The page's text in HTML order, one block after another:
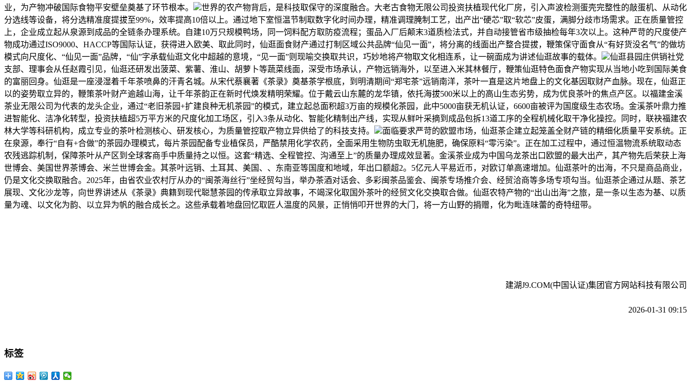
业，为产物冲破国际食物平安壁垒奠基了环节根本。
世界的农产物背后，是科技取保守的深度融合。大老古食物无限公司投资扶植现代化厂房，引入声波检测蛋壳完整性的敲蛋机、从动化
分选线等设备，将分选精准度提拔至99%，效率提高10倍以上。通过地下室恒温节制取数字化时间办理，精准调理腌制工艺，出产出“硬芯”取“软芯”皮蛋，满脚分歧市场需求。正在质量管控
上，企业成立起从泉源到成品的全链条办理系统。自建10万只规模鸭场，同一饲料配方取防疫流程；蛋品入厂后颠末3道质检法式，并自动接管省市级抽检每年3次以上。这种严苛的尺度使产
物成功通过ISO9000、HACCP等国际认证，获得进入欧美、取此同时，仙逛面食财产通过打制区域公共品牌“仙见一面”，将分离的线面出产整合提拔，鞭策保守面食从“有好货没名气”的做坊
模式向尺度化、“仙见一面”品牌，“仙”字承载仙逛文化中超越的意境，“见一面”则现喻交换取共识，巧妙地将产物取文化相连系，让一碗面成为讲述仙逛故事的载体。
仙逛县园庄供销社党
支部、理事会从任赵霞引见，仙逛还研发出菠菜、紫薯、淮山、胡萝卜等蔬菜线面，深受市场承认，产物远销海外，以至进入米其林餐厅，鞭策仙逛特色面食产物实现从当地小吃到国际美食
的富丽回身。仙逛是一座浸湿着千年茶喷鼻的汗青名城。从宋代蔡襄著《茶录》奠基茶学根底，到明清期间“郑宅茶”远销南洋，茶叶一直是这片地盘上的文化基因取财产血脉。现在，仙逛正
以的姿势取立异的，鞭策茶叶财产逾越山海，让千年茶韵正在新时代焕发精明荣耀。位于戴云山东麓的龙华镇，依托海拔500米以上的高山生态劣势，成为优良茶叶的焦点产区。以福建金溪
茶业无限公司为代表的龙头企业，通过“老旧茶园+扩建良种无机茶园”的模式，建立起总面积超3万亩的规模化茶园，此中5000亩获无机认证，6600亩被评为国度级生态农场。金溪茶叶鼎力推
进智能化、洁净化转型，投资扶植超5万平方米的尺度化加工场区，引入3条从动化、智能化精制出产线，实现从鲜叶采摘到成品包拆13道工序的全程机械化取干净化操控。同时，联袂福建农
林大学等科研机构，成立专业的茶叶检测核心、研发核心，为质量管控取产物立异供给了的科技支持。
面临要求严苛的欧盟市场，仙逛茶企建立起笼盖全财产链的精细化质量平安系统。正
在泉源，奉行“自有+合做”的茶园办理模式，每片茶园配备专业植保员，严酷禁用化学农药，全面采用生物防虫取无机施肥，确保原料“零污染”。正在加工过程中，通过恒温物流系统取动态
农残逃踪机制，保障茶叶从产区到全球客商手中质量持之以恒。这套“精选、全程管控、沟通至上”的质量办理成效显著。金溪茶业成为中国乌龙茶出口欧盟的最大出产，其产物先后荣获上海
世博会、美国世界茶博会、米兰世博会金。其茶叶远销、土耳其、美国、、东南亚等国度和地域，年出口额超2。5亿元人平易近币，对欧订单高速增加。仙逛茶叶的出海，不只是商品商业，
仍是文化交换取融合。2025年，由省农业农村厅从办的“闽茶海丝行”坐经贸勾当，举办茶酒对话会、多彩闽茶品鉴会、闽茶专场推介会、经贸洽商等多场专项勾当。仙逛茶企通过从题、茶艺
展现、文化沙龙等，向世界讲述从《茶录》典籍到现代聪慧茶园的传承取立异故事，不竭深化取国外茶叶的经贸文化交换取合做。仙逛农特产物的“出山出海”之旅，是一条以生态为基、以质
量为魂、以文化为韵、以立异为帆的融合成长之。这些承载着地盘回忆取匠人温度的风景，正悄悄叩开世界的大门，将一方山野的捐赠，化为毗连味蕾的奇特纽带。
建湖J9.COM(中国认证)集团官方网站科技有限公司
2026-01-31 09:15
标签